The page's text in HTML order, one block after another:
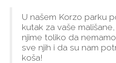
U našem Korzo parku
kutak za vaše
njime toliko da
sve njih i da su nam
koša!